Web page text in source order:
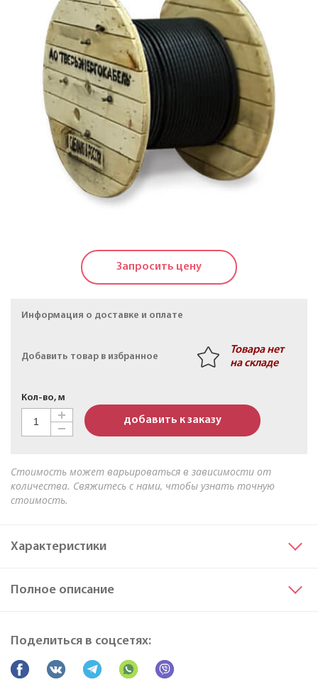
Кабели силовые с пластмассовой изоляцией в
холодостойком исполнении на напряжение до 1 КВ
Кабели силовые с изоляцией из сшитого
полиэтилена на напряжение до 20 КВ
Силовые кабели, не распространяющие горение, на
напряжение до 20 КВ
Кабели контрольные
Провода и кабели для электроустановок
электропередачи
Провода неизолированные для воздушных линий
Запросить цену
Информация о доставке и оплате
Добавить товар в избранное
Товара нет
на складе
Кол-во, м
добавить к заказу
Стоимость может варьироваться в зависимости от
количества. Свяжитесь с нами, чтобы узнать точную
стоимость.
Характеристики
Материал жилы
Алюминий
Полное описание
Поделиться в соцсетях: